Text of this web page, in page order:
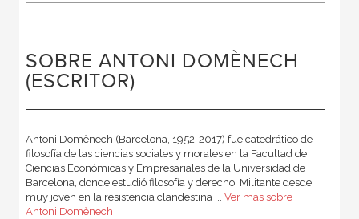
SOBRE ANTONI DOMÈNECH
(ESCRITOR)
Antoni Domènech (Barcelona, 1952-2017) fue catedrático de
filosofía de las ciencias sociales y morales en la Facultad de
Ciencias Económicas y Empresariales de la Universidad de
Barcelona, donde estudió filosofía y derecho. Militante desde
muy joven en la resistencia clandestina ... Ver más sobre
Antoni Domènech